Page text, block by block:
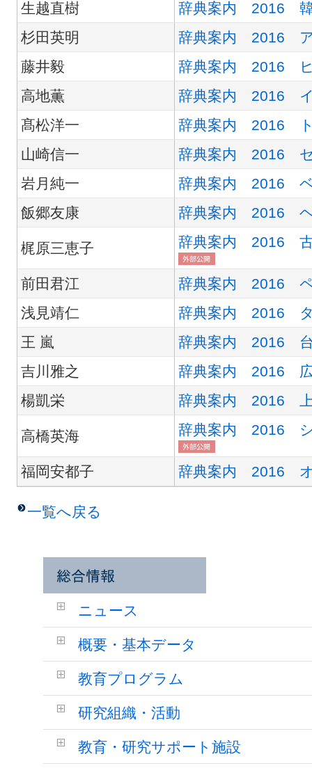
生越直樹
辞典案内 2016 韓
杉田英明
辞典案内 2016
藤井毅
辞典案内 2016 ヒ
高地薫
辞典案内 2016 イ
髙松洋一
辞典案内 2016
山崎信一
辞典案内 2016 セ
岩月純一
辞典案内 2016
飯郷友康
辞典案内 2016
梶原三恵子 辞典案内 2016 古
前田君江
辞典案内 2016
浅見靖仁
辞典案内 2016
王 嵐
辞典案内 2016
吉川雅之
辞典案内 2016
楊凱栄
辞典案内 2016
高橋英海 辞典案内 2016 シ
福岡安都子 辞典案内 2016
一覧へ戻る
ニュース
概要・基本データ
教育プログラム
研究組織・活動
教育・研究サポート施設